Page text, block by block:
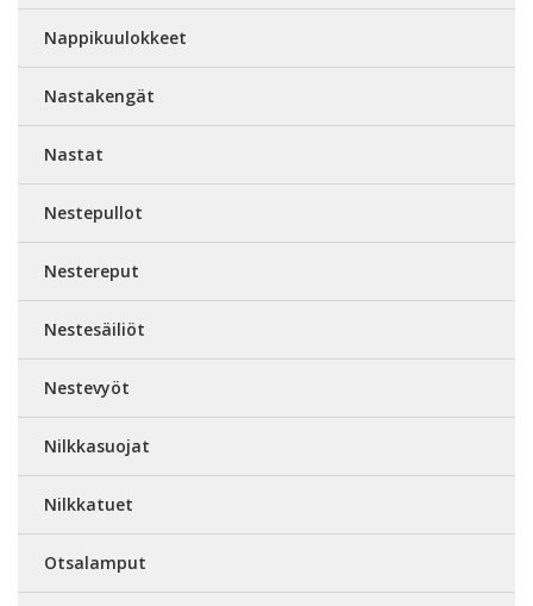
Nappikuulokkeet
Nastakengät
Nastat
Nestepullot
Nestereput
Nestesäiliöt
Nestevyöt
Nilkkasuojat
Nilkkatuet
Otsalamput